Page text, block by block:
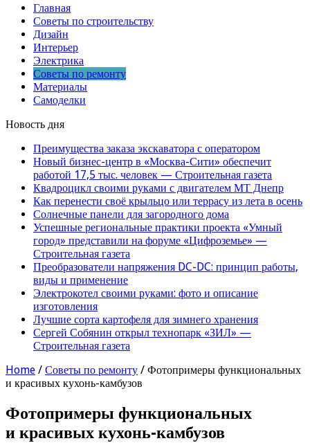
Главная
Советы по строительству
Дизайн
Интерьер
Электрика
Советы по ремонту
Материалы
Самоделки
Новость дня
Преимущества заказа экскаватора с оператором
Новый бизнес-центр в «Москва-Сити» обеспечит
работой 17,5 тыс. человек — Строительная газета
Квадроцикл своими руками с двигателем МТ Днепр
Как перенести своё крыльцо или террасу из лета в осень
Солнечные панели для загородного дома
Успешные региональные практики проекта «Умный
город» представили на форуме «Цифроземье» —
Строительная газета
Преобразователи напряжения DC-DC: принцип работы,
виды и применение
Электрокотел своими руками: фото и описание
изготовления
Лучшие сорта картофеля для зимнего хранения
Сергей Собянин открыл технопарк «ЗИЛ» —
Строительная газета
Home / Советы по ремонту / Фотопримеры функциональных
и красивых кухонь-камбузов
Фотопримеры функциональных
и красивых кухонь-камбузов